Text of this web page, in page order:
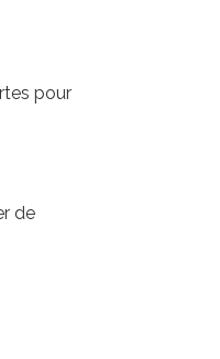
pour
de